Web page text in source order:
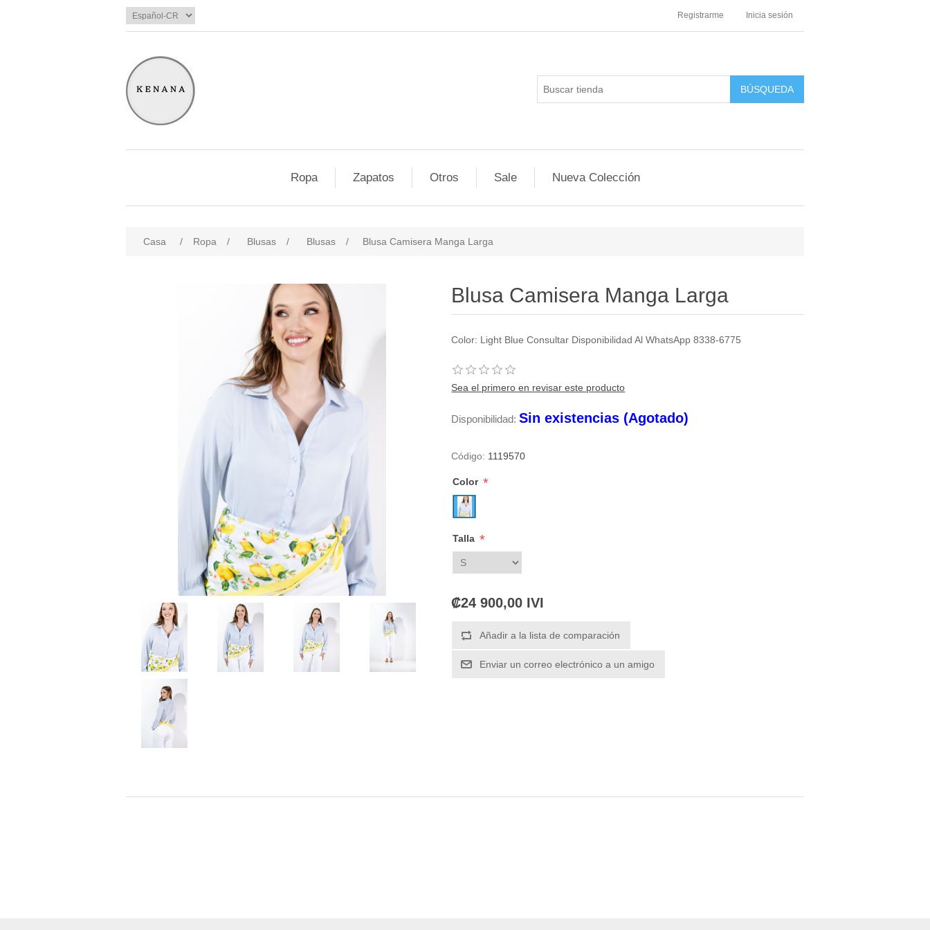
Registrarme Inicia sesión
Ropa Zapatos Otros Sale Nueva Colección
Casa / Ropa / Blusas / Blusas / Blusa Camisera Manga Larga
Blusa Camisera Manga Larga
Color: Light Blue Consultar Disponibilidad Al WhatsApp 8338-6775
Sea el primero en revisar este producto
Disponibilidad: Sin existencias (Agotado)
Código: 1119570
Color *
Talla *
₡24 900,00 IVI